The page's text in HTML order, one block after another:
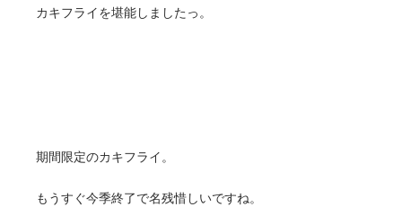
カキフライを堪能しましたっ。
期間限定のカキフライ。
もうすぐ今季終了で名残惜しいですね。